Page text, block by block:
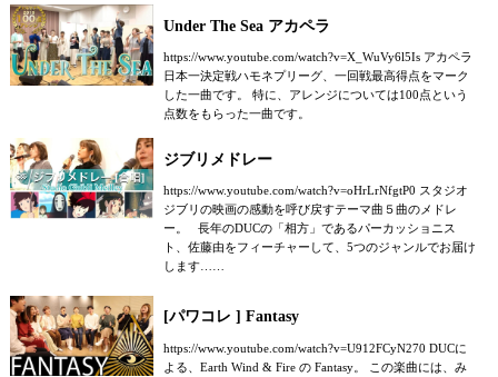
Under The Sea アカペラ
https://www.youtube.com/watch?v=X_WuVy6l5Is アカペラ
日本一決定戦ハモネプリーグ、一回戦最高得点をマーク
した一曲です。 特に、アレンジについては100点という
点数をもらった一曲です。
ジブリメドレー
https://www.youtube.com/watch?v=oHrLrNfgtP0 スタジオ
ジブリの映画の感動を呼び戻すテーマ曲５曲のメドレ
ー。 長年のDUCの「相方」であるパーカッショニス
ト、佐藤由をフィーチャーして、5つのジャンルでお届け
します……
[パワコレ ] Fantasy
https://www.youtube.com/watch?v=U912FCyN270 DUCに
よる、Earth Wind & Fire の Fantasy。 この楽曲には、み